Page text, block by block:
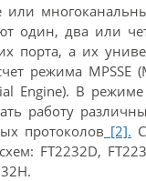
или
один, два или
порта, а их
режима MPSSE
Engine). В
работу
протоколов [2].
FT2232D,